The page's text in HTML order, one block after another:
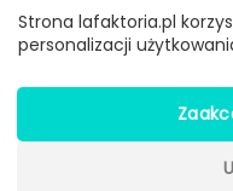
Przelew
zwykły
Szybki
online
Strona lafaktoria.pl
personalizacji